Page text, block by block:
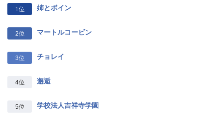
1位 姉とボイン
2位 マートルコービン
3位 チョレイ
4位 邂逅
5位 学校法人吉祥寺学園